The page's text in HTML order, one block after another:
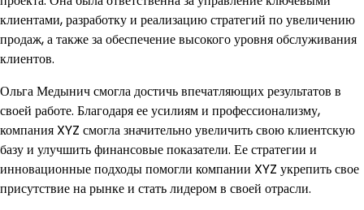
клиентами, разработку и реализацию стратегий по увеличению
продаж, а также за обеспечение высокого уровня обслуживания
клиентов.
Ольга Медынич смогла достичь впечатляющих результатов в
своей работе. Благодаря ее усилиям и профессионализму,
компания XYZ смогла значительно увеличить свою клиентскую
базу и улучшить финансовые показатели. Ее стратегии и
инновационные подходы помогли компании XYZ укрепить свое
присутствие на рынке и стать лидером в своей отрасли.